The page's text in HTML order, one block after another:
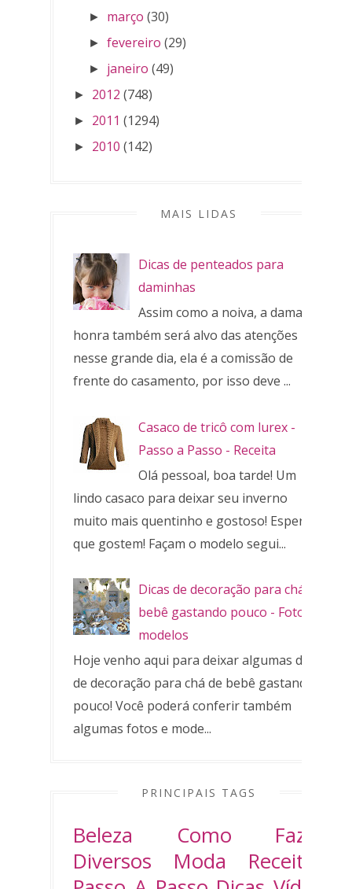
► março (30)
►fevereiro (29)
► janeiro (49)
► 2012 (748)
► 2011 (1294)
► 2010 (142)
MAIS LIDAS
Dicas de penteados para
daminhas
Assim como a noiva, a dama de
honra também será alvo das atenções
nesse grande dia, ela é a comissão de
frente do casamento, por isso deve ...
Casaco de tricô com lurex -
Passo a Passo - Receita
Olá pessoal, boa tarde! Um
lindo casaco para deixar seu inverno
muito mais quentinho e gostoso! Espero
que gostem! Façam o modelo segui...
Dicas de decoração para chá de
bebê gastando pouco - Fotos e
modelos
Hoje venho aqui para deixar algumas dicas
de decoração para chá de bebê gastando
pouco! Você poderá conferir também
algumas fotos e mode...
PRINCIPAIS TAGS
Beleza
Como Fazer
Diversos
Moda
Receitas